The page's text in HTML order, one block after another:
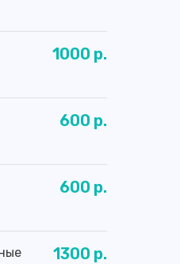
1000 р.
600 р.
600 р.
1300 р.